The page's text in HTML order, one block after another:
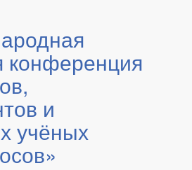
конференция
и
учёных